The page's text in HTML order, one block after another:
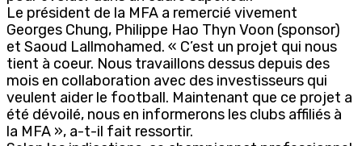
Le président de la MFA a remercié vivement
Georges Chung, Philippe Hao Thyn Voon (sponsor)
et Saoud Lallmohamed. « C’est un projet qui nous
tient à coeur. Nous travaillons dessus depuis des
mois en collaboration avec des investisseurs qui
veulent aider le football. Maintenant que ce projet a
été dévoilé, nous en informerons les clubs affiliés à
la MFA », a-t-il fait ressortir.